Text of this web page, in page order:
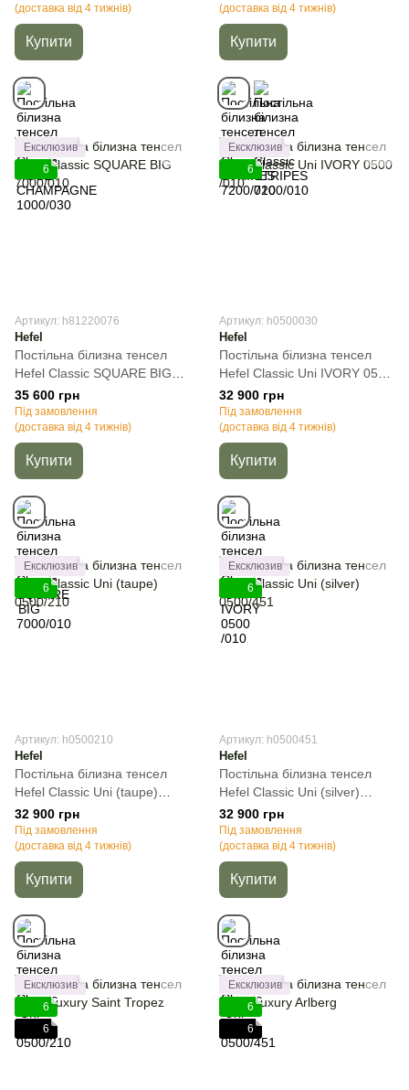
Євро, 200х220 см, 240х260
см
(доставка від 4 тижнів)
Купити
140х220 см, 160х260 см
(доставка від 4 тижнів)
Купити
Ексклюзив
6
Артикул: h81220076
Hefel
Постільна білизна тенсел
Hefel Classic SQUARE BIG
7000/010, Молочний,
50х70см (2шт), Полуторний,
140х220 см, 160х260 см
35 600 грн
Під замовлення
(доставка від 4 тижнів)
Купити
Ексклюзив
6
Артикул: h0500030
Hefel
Постільна білизна тенсел
Hefel Classic Uni IVORY 0500
/010, Кремовий, 50х70см
(2шт), Полуторний, 140х200
см, 160х260 см
32 900 грн
Під замовлення
(доставка від 4 тижнів)
Купити
Ексклюзив
6
Артикул: h0500210
Hefel
Постільна білизна тенсел
Hefel Classic Uni (taupe)
0500/210, Капучіно, 50х70см
(2шт), Полуторний, 140х220
см, 160х260 см
32 900 грн
Під замовлення
(доставка від 4 тижнів)
Купити
Ексклюзив
6
Артикул: h0500451
Hefel
Постільна білизна тенсел
Hefel Classic Uni (silver)
0500/451, Світло-сірий,
50х70см (2шт), Полуторний,
140х220 см, 160х260 см
32 900 грн
Під замовлення
(доставка від 4 тижнів)
Купити
Ексклюзив
6
6
Ексклюзив
6
6